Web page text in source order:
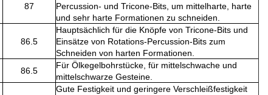
87
Percussion- und Tricone-Bits, um mittelharte, harte
und sehr harte Formationen zu schneiden.
86.5
Hauptsächlich für die Knöpfe von Tricone-Bits und
Einsätze von Rotations-Percussion-Bits zum
Schneiden von harten Formationen.
86.5
Für Ölkegelbohrstücke, für mittelschwache und
mittelschwarze Gesteine.
Gute Festigkeit und geringere Verschleißfestigkeit